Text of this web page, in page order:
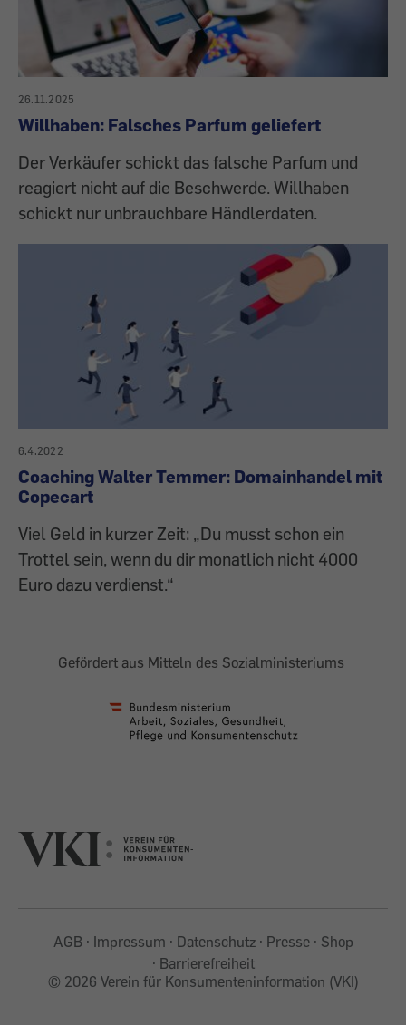
26.11.2025
Willhaben: Falsches Parfum geliefert
Der Verkäufer schickt das falsche Parfum und
reagiert nicht auf die Beschwerde. Willhaben
schickt nur unbrauchbare Händlerdaten.
6.4.2022
Coaching Walter Temmer: Domainhandel mit
Copecart
Viel Geld in kurzer Zeit: „Du musst schon ein
Trottel sein, wenn du dir monatlich nicht 4000
Euro dazu verdienst.“
Gefördert aus Mitteln des Sozialministeriums
AGB Impressum Datenschutz Presse
Shop
Barrierefreiheit
© 2026 Verein für Konsumenteninformation (VKI)